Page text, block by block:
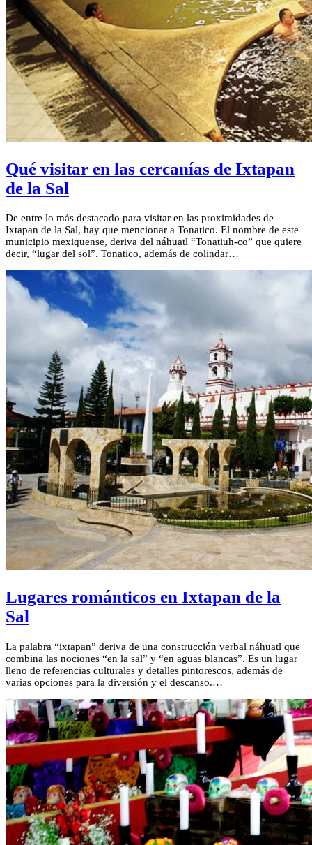
Qué visitar en las cercanías de Ixtapan
de la Sal
De entre lo más destacado para visitar en las proximidades de
Ixtapan de la Sal, hay que mencionar a Tonatico. El nombre de este
municipio mexiquense, deriva del náhuatl “Tonatiuh-co” que quiere
decir, “lugar del sol”. Tonatico, además de colindar…
Lugares románticos en Ixtapan de la
Sal
La palabra “ixtapan” deriva de una construcción verbal náhuatl que
combina las nociones “en la sal” y “en aguas blancas”. Es un lugar
lleno de referencias culturales y detalles pintorescos, además de
varias opciones para la diversión y el descanso.…